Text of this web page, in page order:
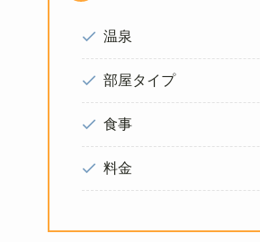
温泉
部屋タイプ
食事
料金